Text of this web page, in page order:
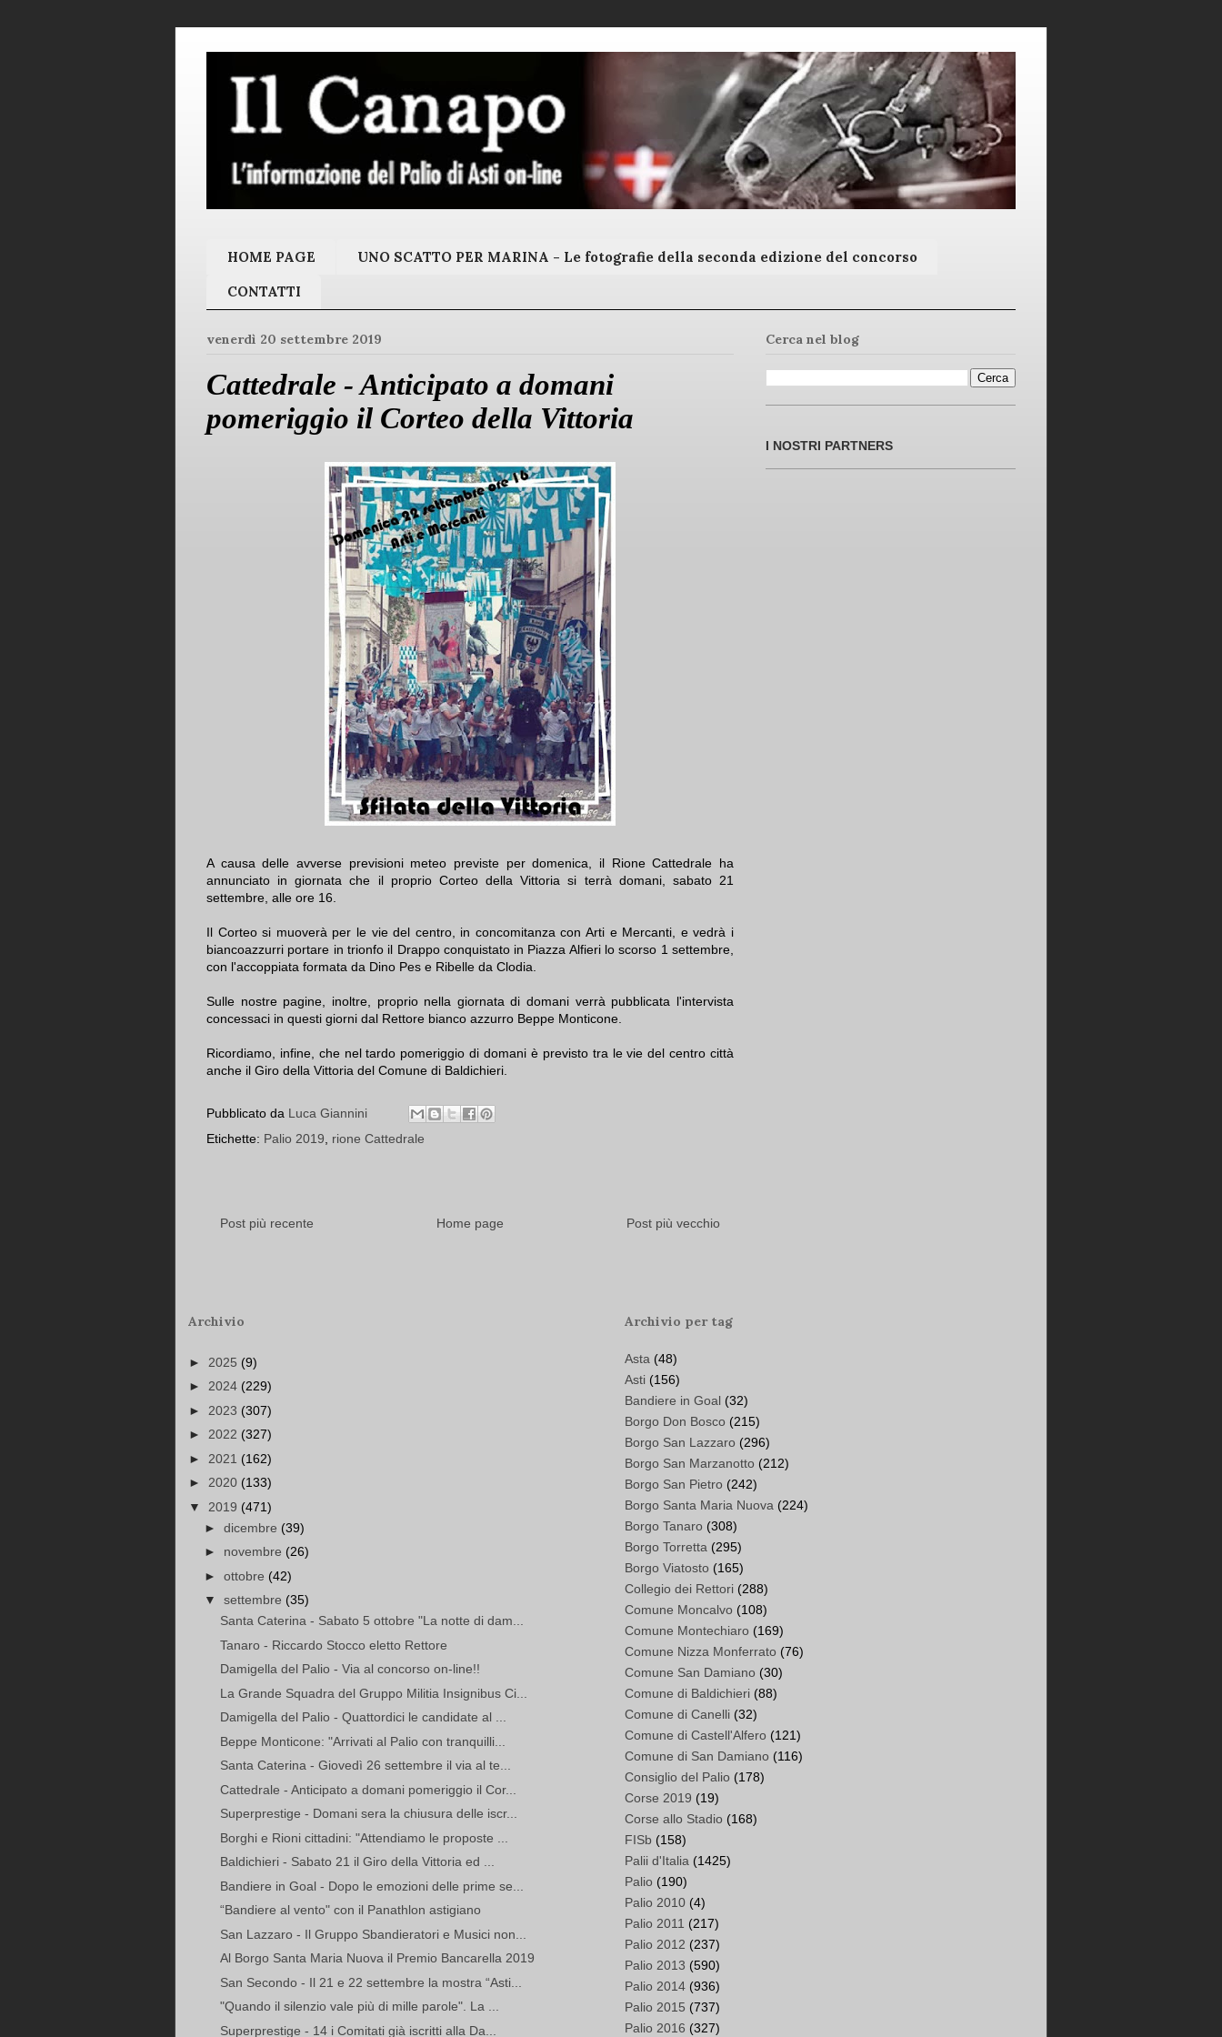
HOME PAGE UNO SCATTO PER MARINA - Le fotografie della seconda edizione del concorso
CONTATTI
venerdì 20 settembre 2019
Cattedrale - Anticipato a domani
pomeriggio il Corteo della Vittoria
A causa delle avverse previsioni meteo previste per domenica, il Rione Cattedrale ha
annunciato in giornata che il proprio Corteo della Vittoria si terrà domani, sabato 21
settembre, alle ore 16.
Il Corteo si muoverà per le vie del centro, in concomitanza con Arti e Mercanti, e vedrà i
biancoazzurri portare in trionfo il Drappo conquistato in Piazza Alfieri lo scorso 1 settembre,
con l'accoppiata formata da Dino Pes e Ribelle da Clodia.
Sulle nostre pagine, inoltre, proprio nella giornata di domani verrà pubblicata l'intervista
concessaci in questi giorni dal Rettore bianco azzurro Beppe Monticone.
Ricordiamo, infine, che nel tardo pomeriggio di domani è previsto tra le vie del centro città
anche il Giro della Vittoria del Comune di Baldichieri.
Pubblicato da Luca Giannini
Etichette: Palio 2019, rione Cattedrale
Post più recente Post più vecchio
Home page
Cerca nel blog
I NOSTRI PARTNERS
Archivio
► 2025 (9)
► 2024 (229)
► 2023 (307)
► 2022 (327)
► 2021 (162)
► 2020 (133)
▼ 2019 (471)
► dicembre (39)
► novembre (26)
► ottobre (42)
▼ settembre (35)
Santa Caterina - Sabato 5 ottobre "La notte di dam...
Tanaro - Riccardo Stocco eletto Rettore
Damigella del Palio - Via al concorso on-line!!
La Grande Squadra del Gruppo Militia Insignibus Ci...
Damigella del Palio - Quattordici le candidate al ...
Beppe Monticone: "Arrivati al Palio con tranquilli...
Santa Caterina - Giovedì 26 settembre il via al te...
Cattedrale - Anticipato a domani pomeriggio il Cor...
Superprestige - Domani sera la chiusura delle iscr...
Borghi e Rioni cittadini: "Attendiamo le proposte ...
Baldichieri - Sabato 21 il Giro della Vittoria ed ...
Bandiere in Goal - Dopo le emozioni delle prime se...
“Bandiere al vento" con il Panathlon astigiano
San Lazzaro - Il Gruppo Sbandieratori e Musici non...
Al Borgo Santa Maria Nuova il Premio Bancarella 2019
San Secondo - Il 21 e 22 settembre la mostra “Asti...
"Quando il silenzio vale più di mille parole". La ...
Superprestige - 14 i Comitati già iscritti alla Da...
Archivio per tag
Asta (48)
Asti (156)
Bandiere in Goal (32)
Borgo Don Bosco (215)
Borgo San Lazzaro (296)
Borgo San Marzanotto (212)
Borgo San Pietro (242)
Borgo Santa Maria Nuova (224)
Borgo Tanaro (308)
Borgo Torretta (295)
Borgo Viatosto (165)
Collegio dei Rettori (288)
Comune Moncalvo (108)
Comune Montechiaro (169)
Comune Nizza Monferrato (76)
Comune San Damiano (30)
Comune di Baldichieri (88)
Comune di Canelli (32)
Comune di Castell'Alfero (121)
Comune di San Damiano (116)
Consiglio del Palio (178)
Corse 2019 (19)
Corse allo Stadio (168)
FISb (158)
Palii d'Italia (1425)
Palio (190)
Palio 2010 (4)
Palio 2011 (217)
Palio 2012 (237)
Palio 2013 (590)
Palio 2014 (936)
Palio 2015 (737)
Palio 2016 (327)